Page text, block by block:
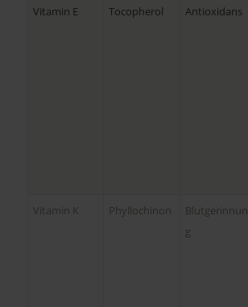
Vitamin E Tocopherol Antioxidans
Vitamin K Phyllochinon
Blutgerinnun
g